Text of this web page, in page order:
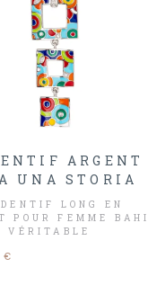
ARGENT
UNA STORIA
LONG EN
POUR FEMME
VÉRITABLE
PURES DE LA